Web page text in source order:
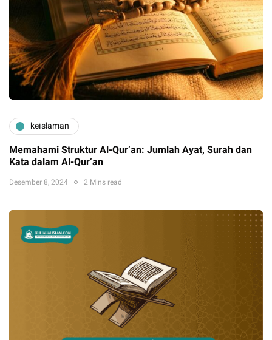
keislaman
Memahami Struktur Al-Qur’an: Jumlah Ayat, Surah dan
Kata dalam Al-Qur’an
Desember 8, 2024 2 Mins read